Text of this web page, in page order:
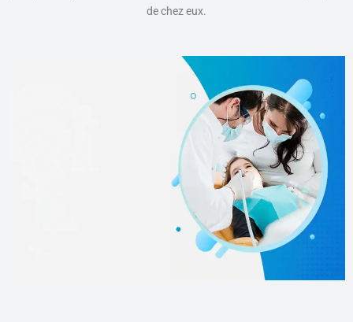
de chez eux.